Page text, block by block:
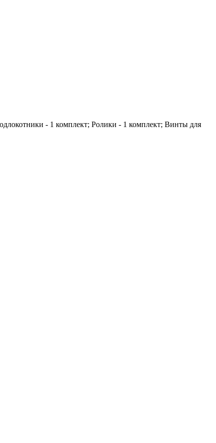
- 1 комплект; Ролики - 1 комплект; Винты для